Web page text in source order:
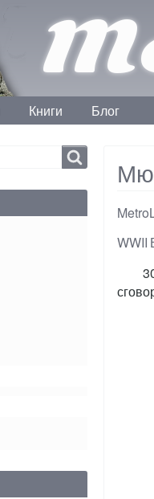
Книги Блог
Тэги
WWII